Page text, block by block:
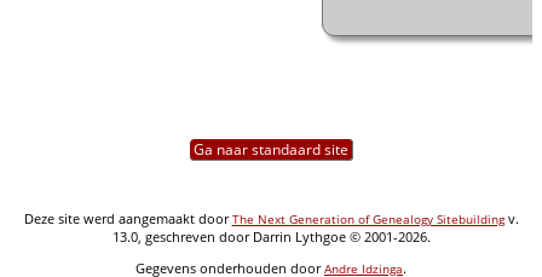
Ga naar standaard site
Deze site werd aangemaakt doorThe Next Generation of Genealogy Sitebuildingv.
13.0, geschreven door Darrin Lythgoe © 2001-2026.
Gegevens onderhouden doorAndre Idzinga.